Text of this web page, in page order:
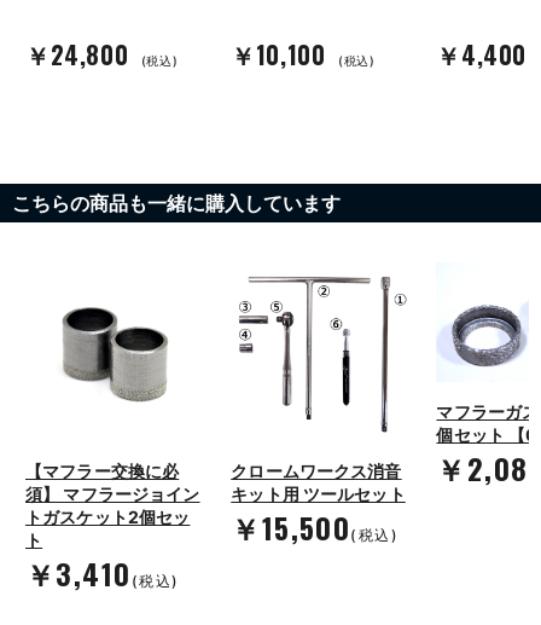
￥24,800 (税込) ￥10,100 (税込) ￥4,400
こちらの商品も一緒に購入しています
【マフラー交換に必
須】 マフラージョイン
トガスケット2個セッ
ト
￥3,410 (税込)
クロームワークス消音
キット用 ツールセット
￥15,500 (税込)
マフラーガ
個セット 【
￥